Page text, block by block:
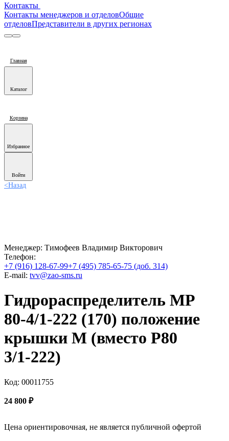
Контакты
Контакты менеджеров и отделовОбщие
отделовПредставители в других регионах
Главная
Каталог
Корзина
Избранное
Войти
<Назад
Менеджер: Тимофеев Владимир Викторович
Телефон:
+7 (916) 128-67-99+7 (495) 785-65-75 (доб. 314)
E-mail: tvv@zao-sms.ru
Гидрораспределитель МР
80-4/1-222 (170) положение
крышки М (вместо Р80
3/1-222)
Код: 00011755
24 800 ₽
Цена ориентировочная, не является публичной офертой